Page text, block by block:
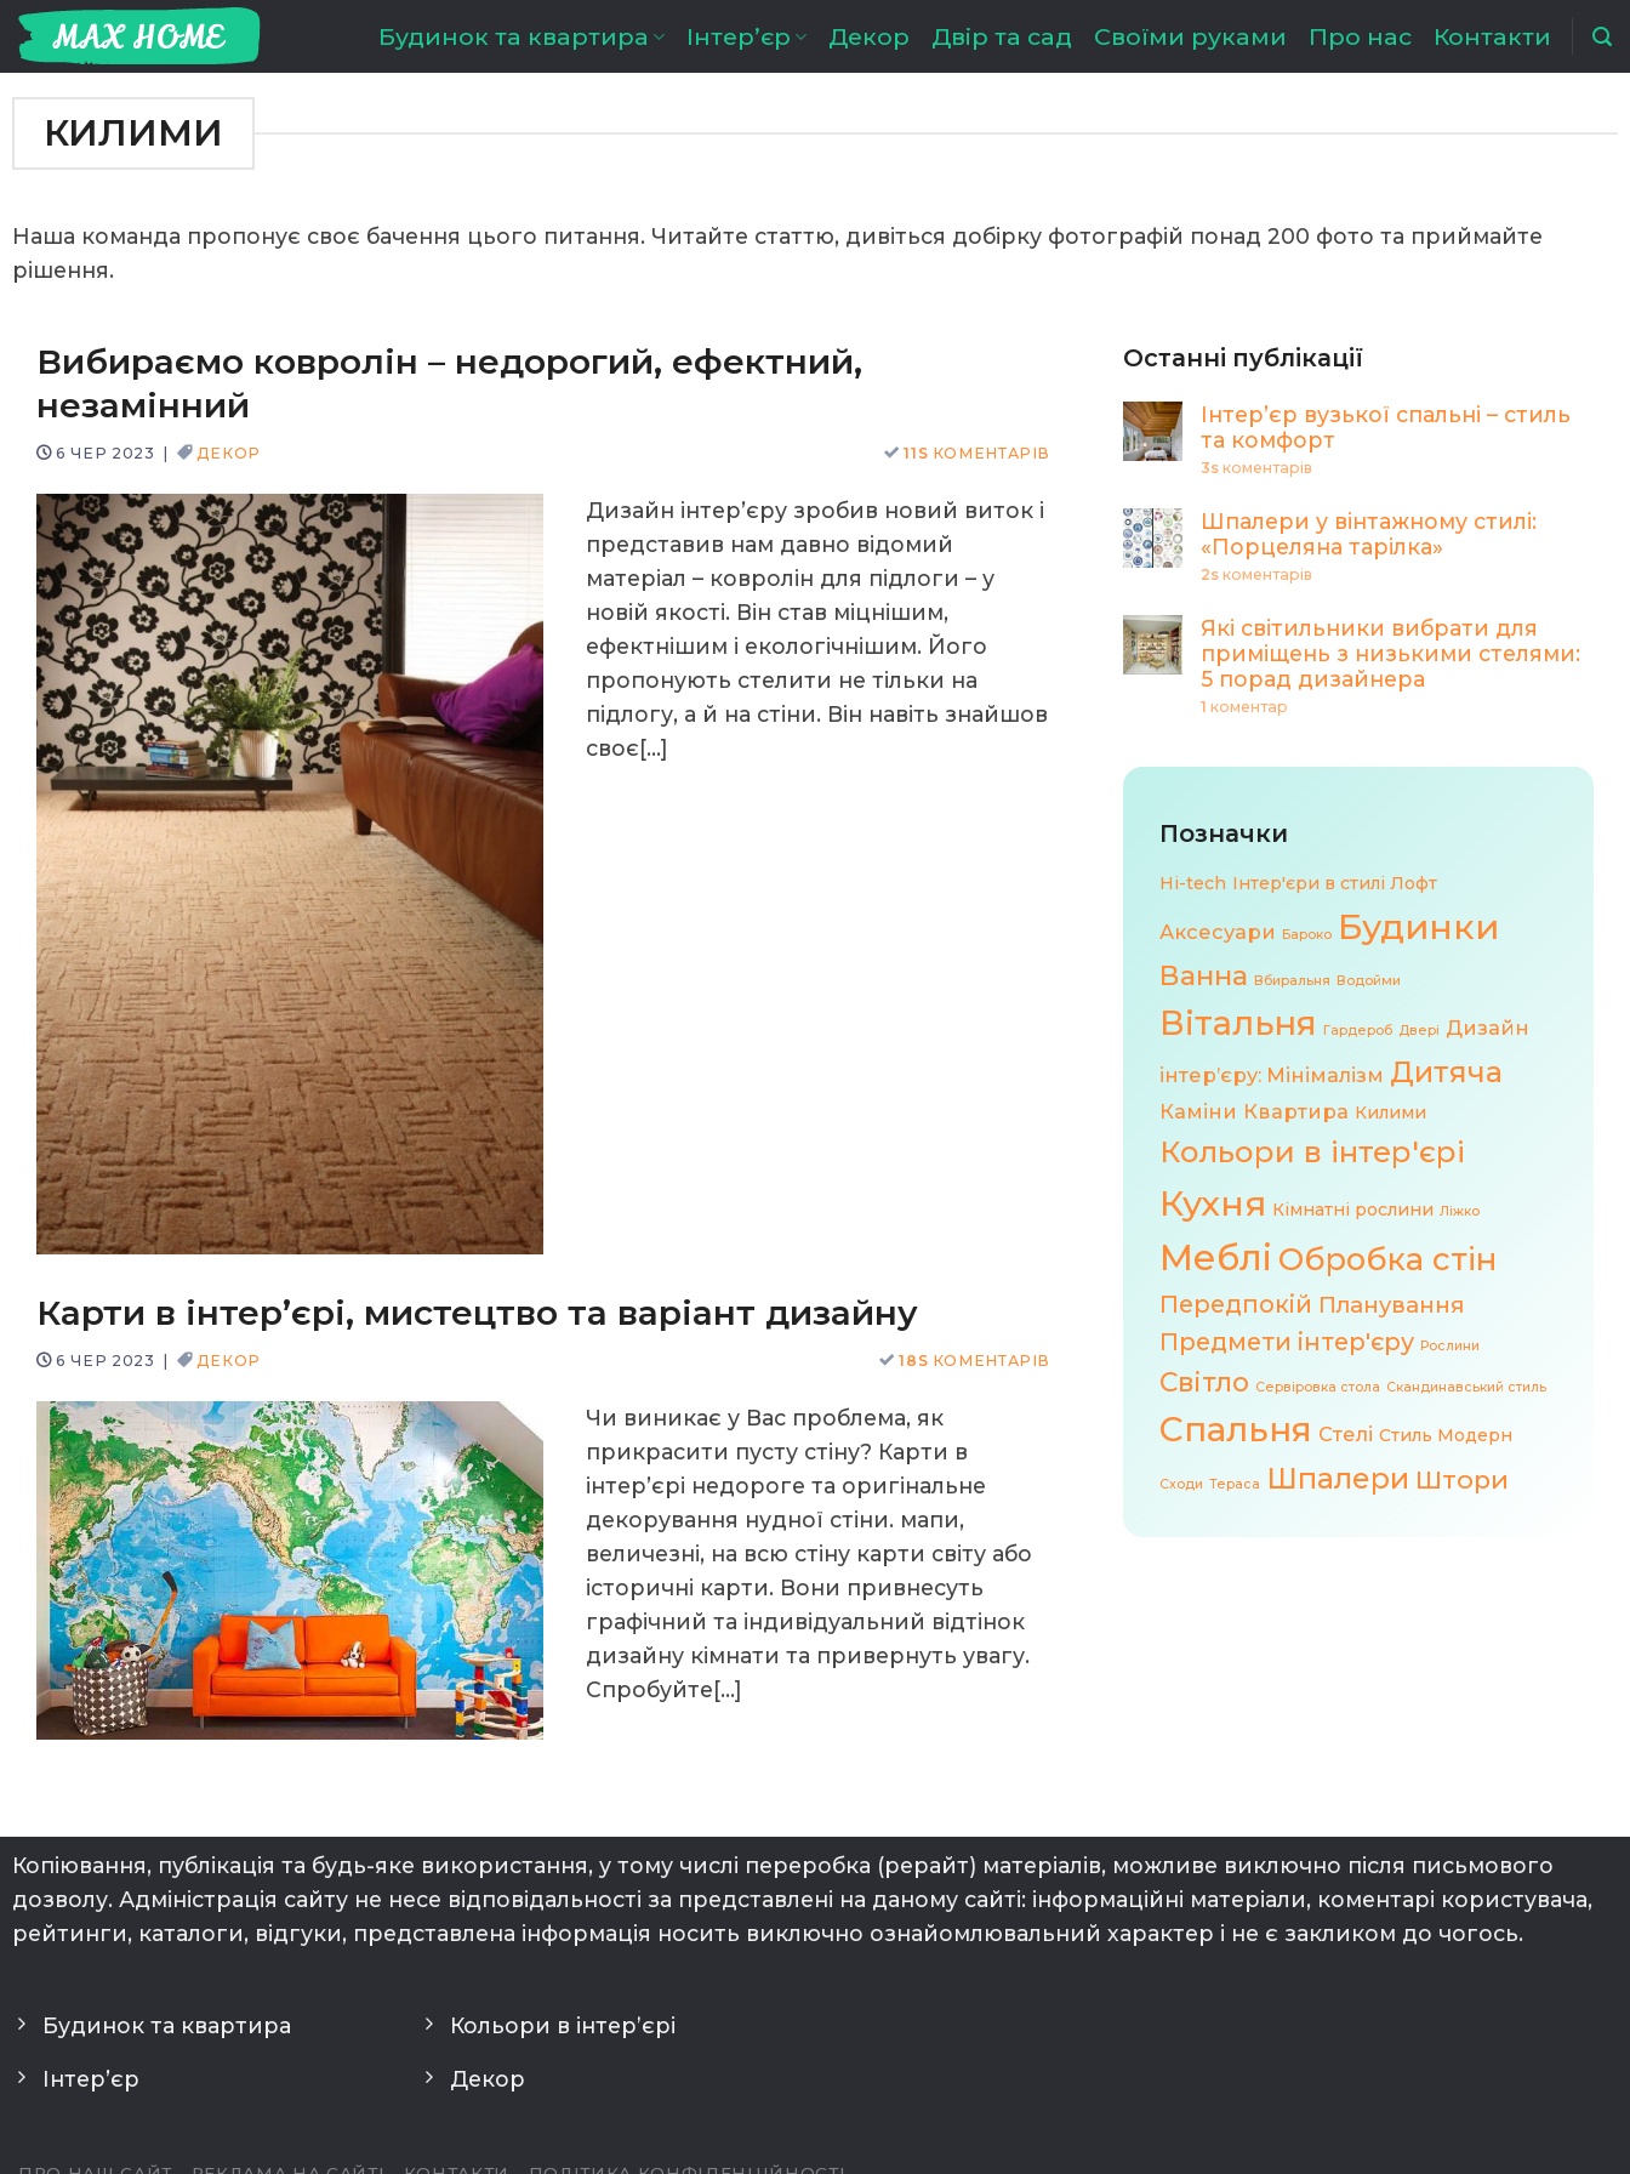
Skip
to
Будинок та квартира Інтер’єр Декор Двір та сад Своїми руками Про нас Контакти
КИЛИМИ
Наша команда пропонує своє бачення цього питання. Читайте статтю, дивіться добірку фотографій понад 200 фото та приймайте
рішення.
Вибираємо ковролін – недорогий, ефектний,
незамінний
6 ЧЕР 2023 ДЕКОР 11S КОМЕНТАРІВ
Дизайн інтер’єру зробив новий виток і
представив нам давно відомий
матеріал – ковролін для підлоги – у
новій якості. Він став міцнішим,
ефектнішим і екологічнішим. Його
пропонують стелити не тільки на
підлогу, а й на стіни. Він навіть знайшов
своє[…]
Карти в інтер’єрі, мистецтво та варіант дизайну
6 ЧЕР 2023 ДЕКОР 18S КОМЕНТАРІВ
Чи виникає у Вас проблема, як
прикрасити пусту стіну? Карти в
інтер’єрі недороге та оригінальне
декорування нудної стіни. мапи,
величезні, на всю стіну карти світу або
історичні карти. Вони привнесуть
графічний та індивідуальний відтінок
дизайну кімнати та привернуть увагу.
Спробуйте[…]
Останні публікації
Інтер’єр вузької спальні – стиль
та комфорт
3s коментарів
Шпалери у вінтажному стилі:
«Порцеляна тарілка»
2s коментарів
Які світильники вибрати для
приміщень з низькими стелями:
5 порад дизайнера
1 коментар
Позначки
Hi-tech Інтер'єри в стилі Лофт
Аксесуари Бароко Будинки
Ванна Вбиральня Водойми
Вітальня Гардероб Двері Дизайн
інтер’єру: Мінімалізм Дитяча
Каміни Квартира Килими
Кольори в інтер'єрі
Кухня Кімнатні рослини Ліжко
Меблі Обробка стін
Передпокій Планування
Предмети інтер'єру Рослини
Світло Сервіровка стола Скандинавський стиль
Спальня Стелі Стиль Модерн
Сходи Тераса Шпалери Штори
Копіювання, публікація та будь-яке використання, у тому числі переробка (рерайт) матеріалів, можливе виключно після письмового
дозволу. Адміністрація сайту не несе відповідальності за представлені на даному сайті: інформаційні матеріали, коментарі користувача,
рейтинги, каталоги, відгуки, представлена інформація носить виключно ознайомлювальний характер і не є закликом до чогось.
Будинок та квартира
Інтер’єр
Кольори в інтерʼєрі
Декор